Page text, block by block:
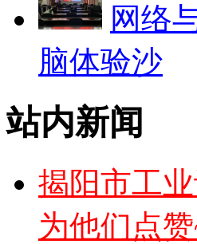
网络
脑体验沙
站内新闻
揭阳市工
为他们点